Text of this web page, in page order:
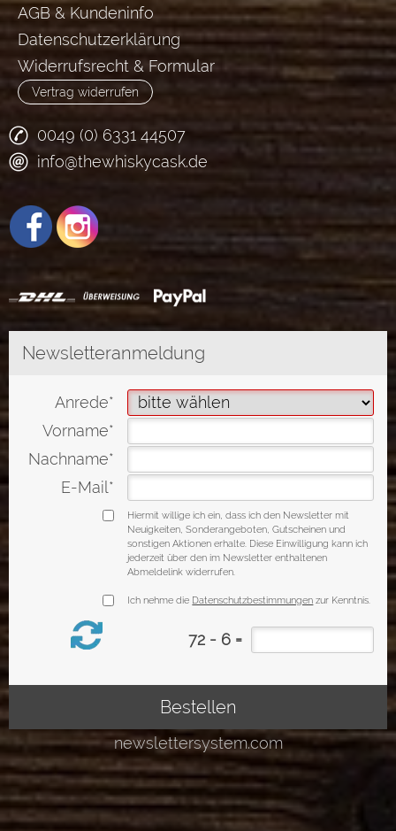
AGB & Kundeninfo
Datenschutzerklärung
Widerrufsrecht & Formular
Vertrag widerrufen
0049 (0) 6331 44507
info@thewhiskycask.de